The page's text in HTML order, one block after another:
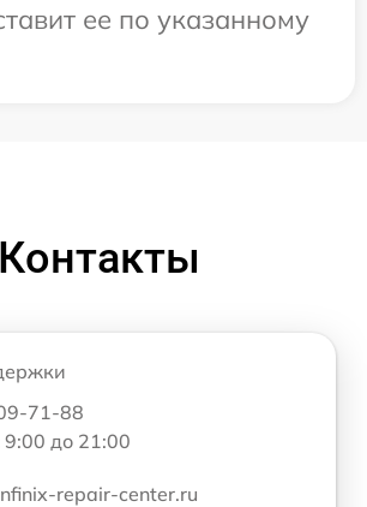
ее по указанному
Контакты
71-88
до 21:00
repair-center.ru